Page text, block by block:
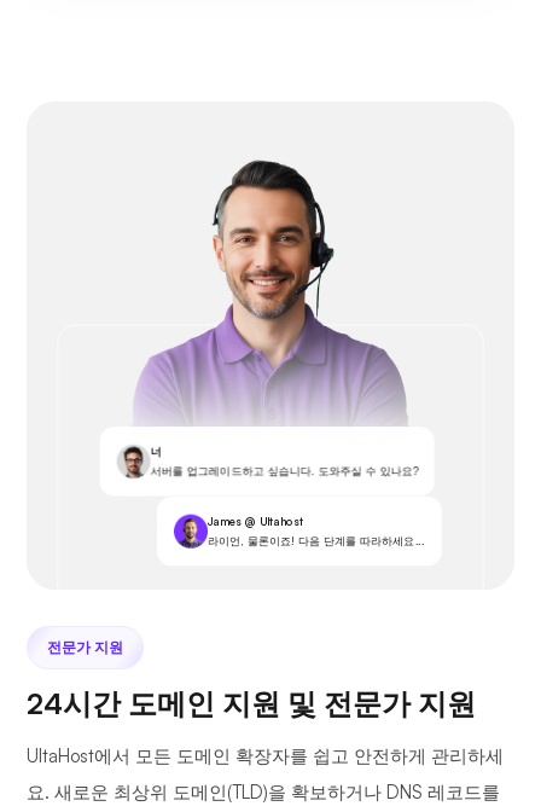
너
서버를 업그레이드하고 싶습니다. 도와주실 수 있나요?
James @ Ultahost
라이언, 물론이죠! 다음 단계를 따라하세요...
전문가 지원
24시간 도메인 지원 및 전문가 지원
UltaHost에서 모든 도메인 확장자를 쉽고 안전하게 관리하세
요. 새로운 최상위 도메인(TLD)을 확보하거나 DNS 레코드를